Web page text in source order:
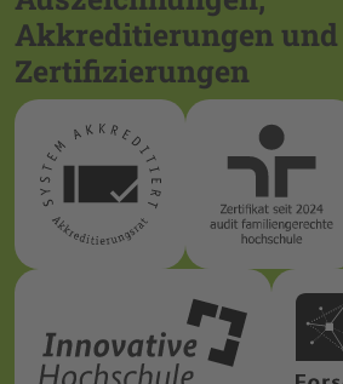
Akkreditierungen und
Zertifizierungen